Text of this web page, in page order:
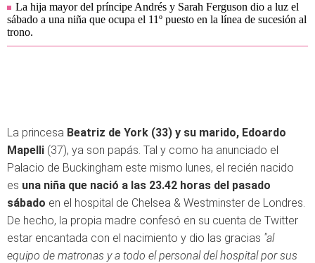
La hija mayor del príncipe Andrés y Sarah Ferguson dio a luz el
sábado a una niña que ocupa el 11º puesto en la línea de sucesión al
trono.
La princesa Beatriz de York (33) y su marido, Edoardo
Mapelli (37), ya son papás. Tal y como ha anunciado el
Palacio de Buckingham este mismo lunes, el recién nacido
es una niña que nació a las 23.42 horas del pasado
sábado en el hospital de Chelsea & Westminster de Londres.
De hecho, la propia madre confesó en su cuenta de Twitter
estar encantada con el nacimiento y dio las gracias "al
equipo de matronas y a todo el personal del hospital por sus